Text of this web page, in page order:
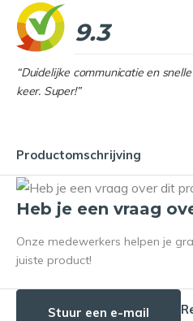
9.3
“Duidelijke communicatie en
keer. Super!”
Productomschrijving
Heb je een vraag
Onze medewerkers helpen je
juiste product!
Stuur een e-mail